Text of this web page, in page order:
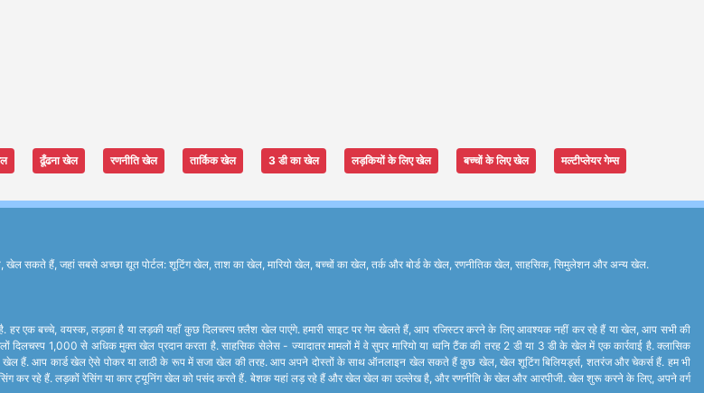
ढूँढना खेल रणनीति खेल तार्किक खेल 3 डी का खेल लड़कियों के लिए खेल बच्चों के लिए खेल मल्टीप्लेयर गेम्स
हैं, जहां सबसे अच्छा द्यूत पोर्टल: शूटिंग खेल, ताश का खेल, मारियो खेल, बच्चों का खेल, तर्क और बोर्ड के खेल, रणनीतिक खेल, साहसिक, सिमुलेशन और अन्य खेल.
एक बच्चे, वयस्क, लड़का है या लड़की यहाँ कुछ दिलचस्प फ़्लैश खेल पाएंगे. हमारी साइट पर गेम खेलते हैं, आप रजिस्टर करने के लिए आवश्यक नहीं कर रहे हैं या खेल, आप सभी की
1,000 से अधिक मुक्त खेल प्रदान करता है. साहसिक सेलेस - ज्यादातर मामलों में वे सुपर मारियो या ध्वनि टैंक की तरह 2 डी या 3 डी के खेल में एक कार्रवाई है. क्लासिक
हैं. आप कार्ड खेल ऐसे पोकर या लाठी के रूप में सजा खेल की तरह. आप अपने दोस्तों के साथ ऑनलाइन खेल सकते हैं कुछ खेल, खेल शूटिंग बिलियर्ड्स, शतरंज और चेकर्स हैं. हम भी
कर रहे हैं. लड़कों रेसिंग या कार ट्यूनिंग खेल को पसंद करते हैं. बेशक यहां लड़ रहे हैं और खेल खेल का उल्लेख है, और रणनीति के खेल और आरपीजी. खेल शुरू करने के लिए, अपने वर्ग